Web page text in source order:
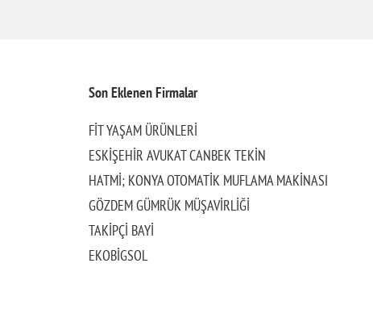
Son Eklenen Firmalar
FİT YAŞAM ÜRÜNLERİ
ESKİŞEHİR AVUKAT CANBEK TEKİN
HATMİ; KONYA OTOMATİK MUFLAMA MAKİNASI
GÖZDEM GÜMRÜK MÜŞAVİRLİĞİ
TAKİPÇİ BAYİ
EKOBİGSOL